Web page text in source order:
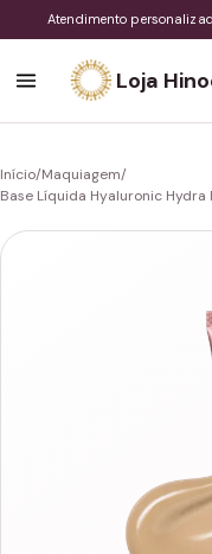
Atendimento
Loja
Início/Maquiagem/
Base Líquida Hyaluronic Hydra